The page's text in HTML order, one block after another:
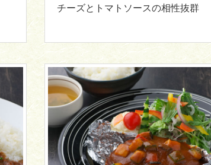
チーズとトマトソースの相性抜群